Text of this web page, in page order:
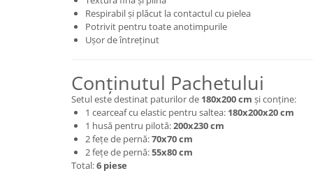
Respirabil și plăcut la contactul cu pielea
Potrivit pentru toate anotimpurile
Ușor de întreținut
Conținutul Pachetului
Setul este destinat paturilor de 180x200 cm și conține:
1 cearceaf cu elastic pentru saltea: 180x200x20 cm
1 husă pentru pilotă:200x230 cm
2 fețe de pernă:70x70 cm
2 fețe de pernă:55x80 cm
Total:6 piese